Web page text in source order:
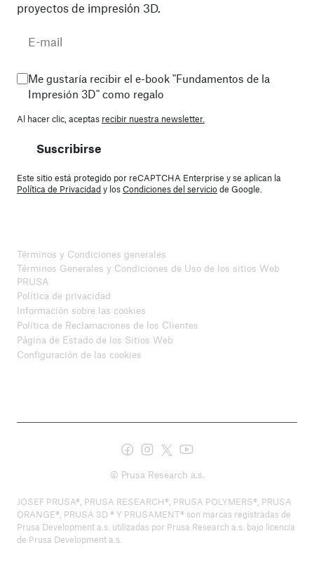
proyectos de impresión 3D.
Me gustaría recibir el e-book "Fundamentos de la
Impresión 3D" como regalo
Al hacer clic, aceptas recibir nuestra newsletter.
Suscribirse
Este sitio está protegido por reCAPTCHA Enterprise y se aplican la
Política de Privacidady losCondiciones del serviciode Google.
Términos y Condiciones generales
Términos Generales y Condiciones de Uso de los sitios Web
PRUSA
Política de privacidad
Información sobre las cookies
Política de Reclamaciones de los Clientes
Página de Estado de los Sitios Web
Configuración de las cookies
© Prusa Research a.s.
JOSEF PRUSA®, PRUSA RESEARCH®, PRUSA POLYMERS®, PRUSA
ORANGE®, PRUSA 3D ® Y PRUSAMENT® son marcas registradas de
Prusa Development a.s. utilizadas por Prusa Research a.s. bajo licencia
de Prusa Development a.s.